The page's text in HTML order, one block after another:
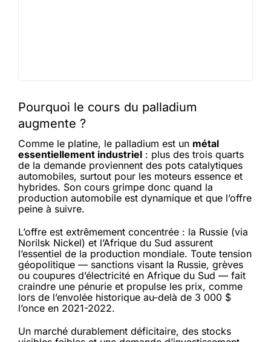
Pourquoi le cours du palladium
augmente ?
Comme le platine, le palladium est un métal
essentiellement industriel: plus des trois quarts
de la demande proviennent des pots catalytiques
automobiles, surtout pour les moteurs essence et
hybrides. Son cours grimpe donc quand la
production automobile est dynamique et que l’offre
peine à suivre.
L’offre est extrêmement concentrée : la Russie (via
Norilsk Nickel) et l’Afrique du Sud assurent
l’essentiel de la production mondiale. Toute tension
géopolitique — sanctions visant la Russie, grèves
ou coupures d’électricité en Afrique du Sud — fait
craindre une pénurie et propulse les prix, comme
lors de l’envolée historique au-delà de 3 000 $
l’once en 2021-2022.
Un marché durablement déficitaire, des stocks